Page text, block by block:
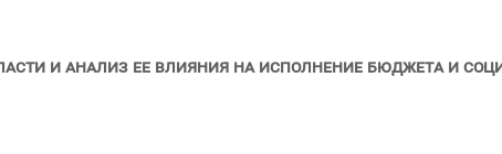
и анализ ее влияния на исполнение бюджета и